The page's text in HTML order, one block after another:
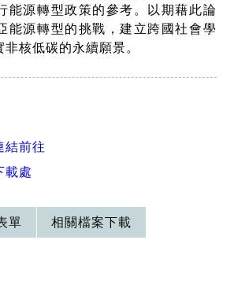
能源轉型政策的參考。以期藉此論
能源轉型的挑戰，建立跨國社會學
核低碳的永續願景。
結前往
載處
單 相關檔案下載